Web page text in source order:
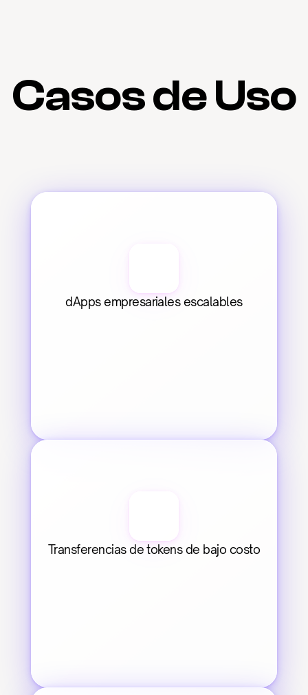
Casos de Uso
dApps empresariales escalables
Transferencias de tokens de bajo costo